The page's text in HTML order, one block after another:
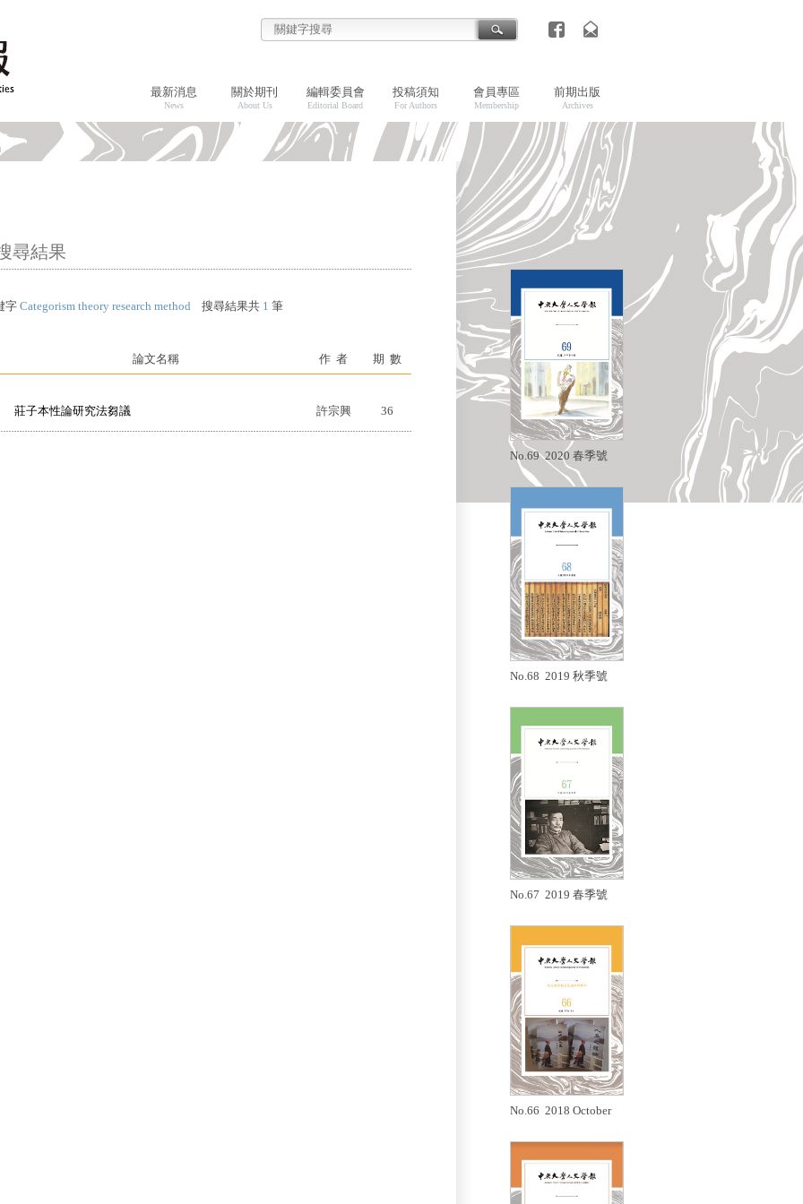
最新消息
News
關於期刊
About Us
編輯委員會
Editorial Board
投稿須知
For Authors
會員專區
Membership
前期出版
Archives
尋結果
字 Categorism theory research method 搜尋結果共 1 筆
論文名稱 作 者 期 數
莊子本性論研究法芻議 許宗興 36
No.69 2020 春季號
No.68 2019 秋季號
No.67 2019 春季號
No.66 2018 October